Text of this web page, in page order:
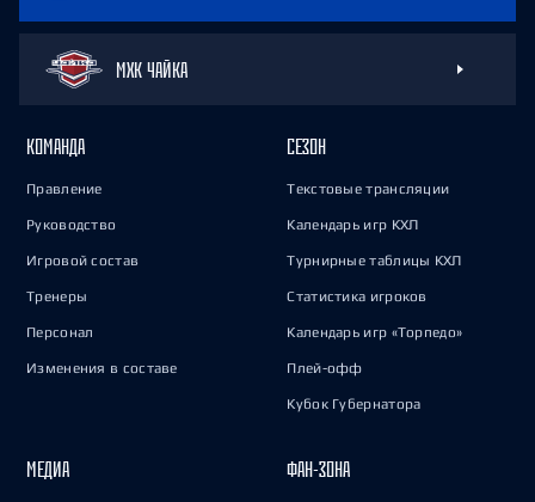
МХК ЧАЙКА
КОМАНДА
Правление
Руководство
Игровой состав
Тренеры
Персонал
Изменения в составе
СЕЗОН
Текстовые трансляции
Календарь игр КХЛ
Турнирные таблицы КХЛ
Статистика игроков
Календарь игр «Торпедо»
Плей-офф
Кубок Губернатора
МЕДИА ФАН-ЗОНА